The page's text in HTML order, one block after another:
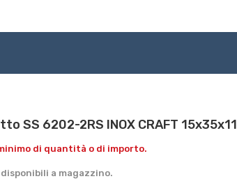
SS 6202-2RS INOX CRAFT 15x35x11
minimo di quantità o di importo.
a magazzino.